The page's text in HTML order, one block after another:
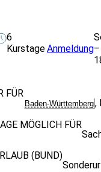
6
KurstageAnmeldung–
FÜR
Baden-Württemberg,
MÖGLICH FÜR
(BUND)